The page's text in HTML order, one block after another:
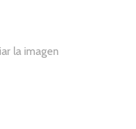
la imagen